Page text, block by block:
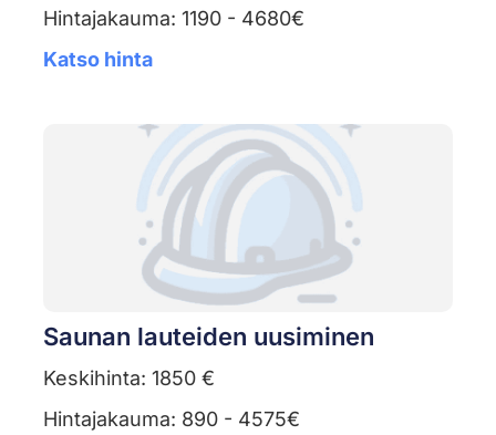
Hintajakauma: 1190 - 4680€
Katso hinta
Saunan lauteiden uusiminen
Keskihinta: 1850 €
Hintajakauma: 890 - 4575€